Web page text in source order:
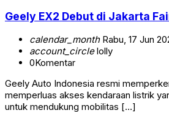
Geely EX2 Debut di Jakarta
calendar_monthRabu, 17 Jun
account_circlelolly
0Komentar
Geely Auto Indonesia resmi
memperluas akses kendaraan listrik
untuk mendukung mobilitas […]